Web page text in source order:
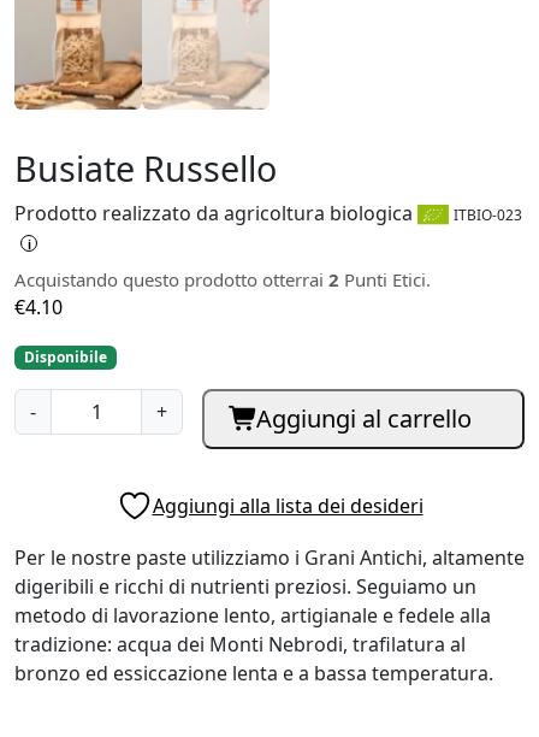
Busiate Russello
Prodotto realizzato da agricoltura biologica ITBIO-023
i
Acquistando questo prodotto otterrai 2 Punti Etici.
€4.10
Disponibile
-
u
t
e
u
s
+ Aggiungi al carrello
Aggiungi alla lista dei desideri
Per le nostre paste utilizziamo i Grani Antichi, altamente
digeribili e ricchi di nutrienti preziosi. Seguiamo un
metodo di lavorazione lento, artigianale e fedele alla
tradizione: acqua dei Monti Nebrodi, trafilatura al
bronzo ed essiccazione lenta e a bassa temperatura.